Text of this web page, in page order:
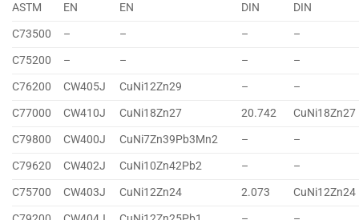
ASTM
EN EN DIN
DIN
C73500
– – –
–
C75200
– – –
–
C76200
CW405J CuNi12Zn29 –
–
C77000
CW410J CuNi18Zn27 20.742
CuNi18Zn27
C79800
CW400J CuNi7Zn39Pb3Mn2 –
–
C79620
CW402J CuNi10Zn42Pb2 –
–
C75700
CW403J CuNi12Zn24 2.073
CuNi12Zn24